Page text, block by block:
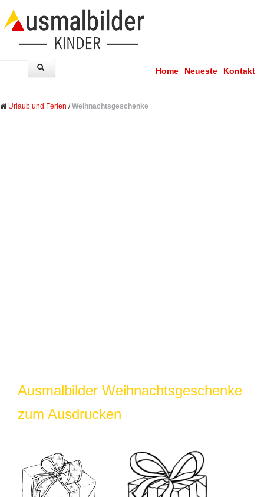
Home Neueste Kontakt
Urlaub und Ferien /Weihnachtsgeschenke
Ausmalbilder Weihnachtsgeschenke
zum Ausdrucken